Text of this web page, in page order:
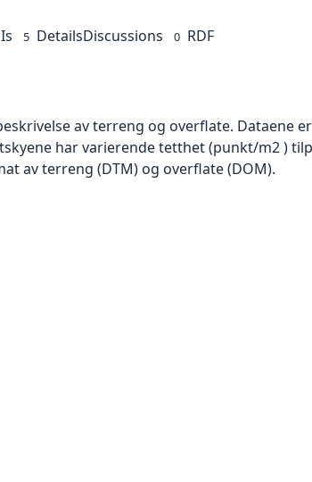
5 DetailsDiscussions 0 RDF
av terreng og overflate. Dataene
har varierende tetthet (punkt/m2 )
av terreng (DTM) og overflate (DOM).